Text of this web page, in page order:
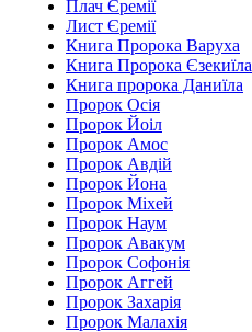
Плач Єремії
Лист Єремії
Книга Пророка Варуха
Книга Пророка Єзекиїла
Книга пророка Даниїла
Пророк Осія
Пророк Йоіл
Пророк Амос
Пророк Авдій
Пророк Йона
Пророк Міхей
Пророк Наум
Пророк Авакум
Пророк Софонія
Пророк Аггей
Пророк Захарія
Пророк Малахія